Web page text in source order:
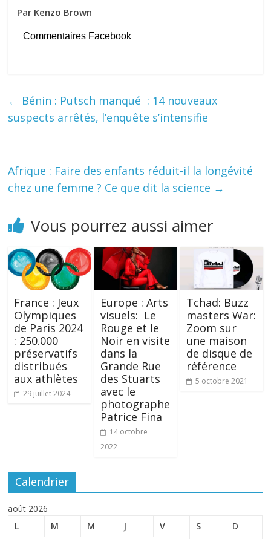
Par Kenzo Brown
Commentaires Facebook
← Bénin : Putsch manqué : 14 nouveaux
suspects arrêtés, l’enquête s’intensifie
Afrique : Faire des enfants réduit-il la longévité
chez une femme ? Ce que dit la science →
Vous pourrez aussi aimer
France : Jeux
Olympiques
de Paris 2024
: 250.000
préservatifs
distribués
aux athlètes
29 juillet 2024
Europe : Arts
visuels: Le
Rouge et le
Noir en visite
dans la
Grande Rue
des Stuarts
avec le
photographe
Patrice Fina
14 octobre
2022
Tchad: Buzz
masters War:
Zoom sur
une maison
de disque de
référence
5 octobre 2021
Calendrier
août 2026
L
M M J V S D